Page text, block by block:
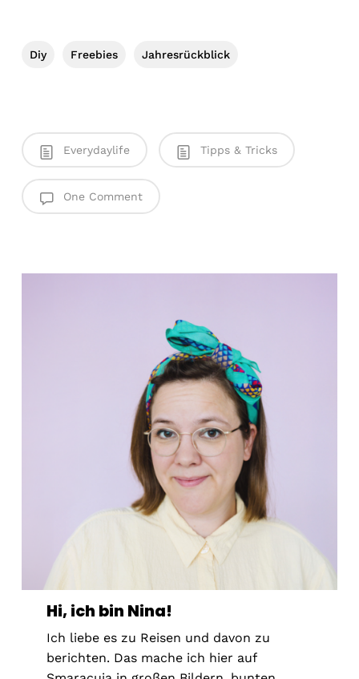
Diy Freebies Jahresrückblick
Everydaylife Tipps & Tricks
One Comment
Hi, ich bin Nina!
Ich liebe es zu Reisen und davon zu
berichten. Das mache ich hier auf